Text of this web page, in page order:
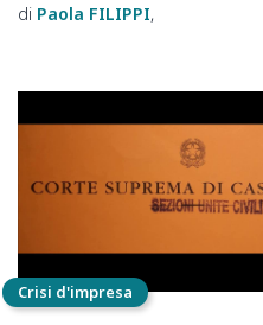
Paola FILIPPI
Crisi d'impresa